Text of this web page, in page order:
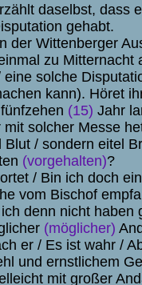
daselbst, dass
gehabt.
der Wittenberger
zu Mitternacht
eine solche
kann). Höret
(15) Jahr
mit solcher Messe
Blut / sondern eitel
(vorgehalten)?
/ Bin ich doch
vom Bischof
denn nicht haben
(möglicher)
er / Es ist wahr /
und ernstlichem
mit großer